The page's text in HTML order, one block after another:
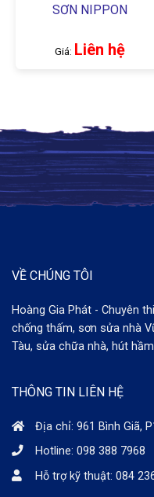
SƠN NIPPON
Giá: Liên hệ
VỀ CHÚNG TÔI
Hoàng Gia Phát - Chuyên
chống thấm, sơn sửa nhà
Tàu, sửa chữa nhà, hút
THÔNG TIN LIÊN HỆ
Địa chỉ: 961 Bình Giã,
Hotline: 098 388 7968
Hỗ trợ kỹ thuật: 084